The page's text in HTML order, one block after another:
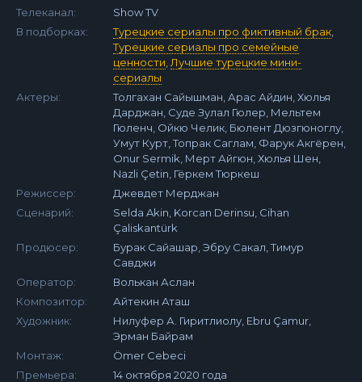
Телеканал:
Show TV
В подборках:
Турецкие сериалы про фиктивный брак
Турецкие сериалы про семейные
ценности Лучшие турецкие мини-
сериалы
Актеры:
Толгахан Сайышман, Арас Айдин, Хюлья
Дарджан, Суде Зулал Гюлер, Мельтем
Гюленч, Ойкю Челик, Бюлент Дюзгюноглу,
Умут Курт, Топрак Саглам, Фарук Акгёрен,
Onur Sermik, Мерт Айгюн, Хюлья Шен,
Nazli Çetin, Гёркем Тюркеш
Режиссер:
Джевдет Мерджан
Сценарий:
Selda Akin, Korcan Derinsu, Cihan
Çaliskantürk
Продюсер:
Бурак Сайашар, Эбру Сакал, Тимур
Савджи
Оператор:
Волькан Аслан
Композитор:
Айтекин Аташ
Художник:
Нилуфер А. Гиритлиолу, Ebru Çamur,
Эрман Байрам
Монтаж:
Ömer Cebeci
Премьера:
14 октября 2020 года